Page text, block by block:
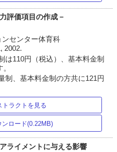
評価項目の作成－
センター体育科
2002.
は110円（税込）、基本料金制
制、基本料金制の方共に121円
トラクトを見る
ンロード(0.22MB)
ライメントに与える影響